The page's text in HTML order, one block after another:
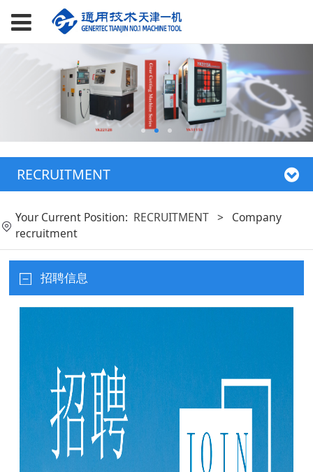
RECRUITMENT
Your Current Position: RECRUITMENT > Company
recruitment
招聘信息